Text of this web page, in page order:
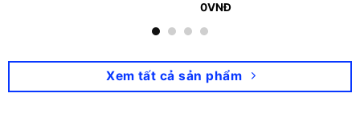
Rated
0
out
5
0VNĐ
Xem tất cả sản phẩm